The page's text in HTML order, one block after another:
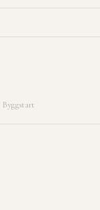
Byggstart